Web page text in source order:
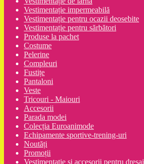
Vestimentație impermeabilă
Vestimentație pentru ocazii deosebite
Vestimentație pentru sărbători
Produse la pachet
Costume
Pelerine
Compleuri
Fustițe
Pantaloni
Veste
Tricouri - Maiouri
Accesorii
Parada modei
Colecția Euroanimode
Echipamente sportive-trening-uri
Noutăți
Promoții
Vestimentatie și accesorii pentru dresaj